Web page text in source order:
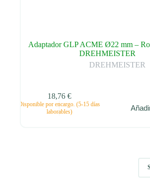
Adaptador GLP ACME Ø22 mm –
DREHMEISTER
DREHMEISTER
18,76 €
Disponible por encargo. (5-15 días
laborables)